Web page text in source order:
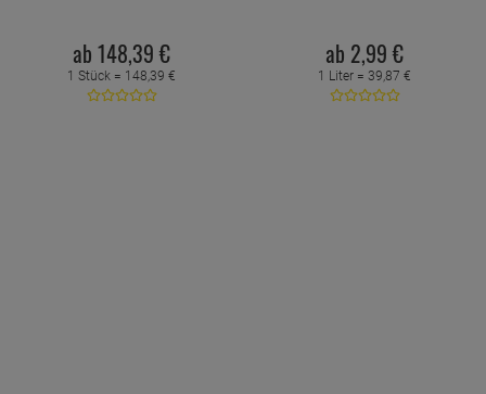
ab 148,39 €
1 Stück = 148,39 €
ab 2,99 €
1 Liter = 39,87 €